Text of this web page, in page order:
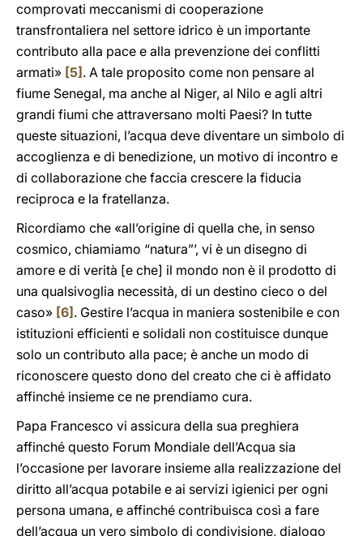
comprovati meccanismi di cooperazione
transfrontaliera nel settore idrico è un importante
contributo alla pace e alla prevenzione dei conflitti
armati» [5] . A tale proposito come non pensare al
fiume Senegal, ma anche al Niger, al Nilo e agli altri
grandi fiumi che attraversano molti Paesi? In tutte
queste situazioni, l’acqua deve diventare un simbolo di
accoglienza e di benedizione, un motivo di incontro e
di collaborazione che faccia crescere la fiducia
reciproca e la fratellanza.
Ricordiamo che «all’origine di quella che, in senso
cosmico, chiamiamo “natura”’, vi è un disegno di
amore e di verità [e che] il mondo non è il prodotto di
una qualsivoglia necessità, di un destino cieco o del
caso» [6] . Gestire l’acqua in maniera sostenibile e con
istituzioni efficienti e solidali non costituisce dunque
solo un contributo alla pace; è anche un modo di
riconoscere questo dono del creato che ci è affidato
affinché insieme ce ne prendiamo cura.
Papa Francesco vi assicura della sua preghiera
affinché questo Forum Mondiale dell’Acqua sia
l’occasione per lavorare insieme alla realizzazione del
diritto all’acqua potabile e ai servizi igienici per ogni
persona umana, e affinché contribuisca così a fare
dell’acqua un vero simbolo di condivisione, dialogo